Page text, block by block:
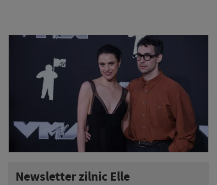
Newsletter zilnic Elle